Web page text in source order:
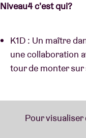
Niveau4 c'est qui?
K1D : Un maître
une collaboration
tour de monter sur